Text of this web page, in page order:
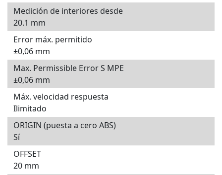
Medición de interiores desde
20.1 mm
Error máx. permitido
±0,06 mm
Max. Permissible Error S MPE
±0,06 mm
Máx. velocidad respuesta
Ilimitado
ORIGIN (puesta a cero ABS)
Sí
OFFSET
20 mm